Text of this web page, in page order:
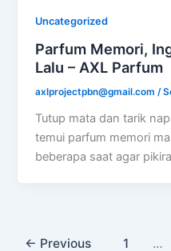
Uncategorized
Parfum Memori,
Lalu – AXL Parfum
axlprojectpbn@gmail.com /
Tutup mata dan tarik
temui parfum memori
beberapa saat agar
← Previous 1 …